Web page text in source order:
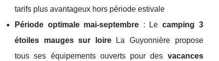
tarifs plus avantageux hors période estivale
Période optimale mai-septembre : Le camping 3
étoiles mauges sur loireLa Guyonnière propose
tous ses équipements ouverts pour des vacances